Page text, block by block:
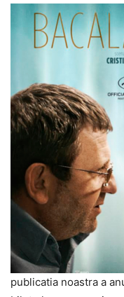
publicatia noastra a